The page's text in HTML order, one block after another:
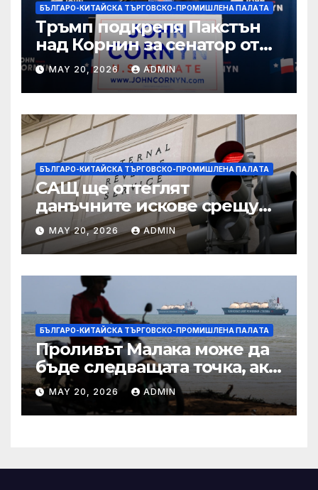
БЪЛГАРО-КИТАЙСКА ТЪРГОВСКО-ПРОМИШЛЕНА ПАЛAТА
Тръмп подкрепя Пакстън
над Корнин за сенатор от
Тексас в шокираща
подкрепа
MAY 20, 2026 ADMIN
БЪЛГАРО-КИТАЙСКА ТЪРГОВСКО-ПРОМИШЛЕНА ПАЛAТА
САЩ ще оттеглят
данъчните искове срещу
Тръмп „завинаги“ в
сделката за съдебно дело с
IRS
MAY 20, 2026 ADMIN
БЪЛГАРО-КИТАЙСКА ТЪРГОВСКО-ПРОМИШЛЕНА ПАЛAТА
Проливът Малака може да
бъде следващата точка, ако
Азия не внимава
MAY 20, 2026 ADMIN